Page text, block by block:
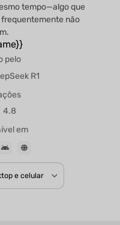
tempo—algo que
não
pelo
DeepSeek R1
em